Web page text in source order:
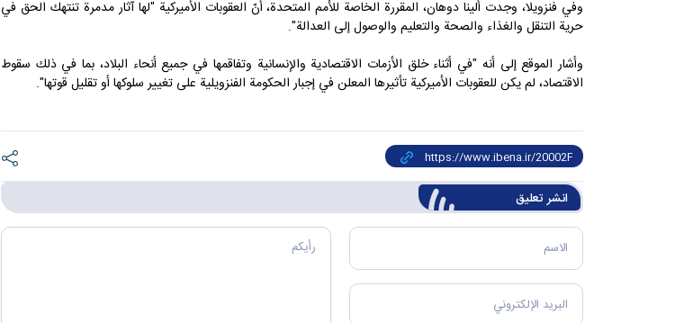
وفي فنزويلا، وجدت ألينا دوهان، المقررة الخاصة للأمم المتحدة، أنّ العقوبات الأميركية "لها آثار مدمرة تنتهك الحق في
حرية التنقل والغذاء والصحة والتعليم والوصول إلى العدالة".
وأشار الموقع إلى أنه "في أثناء خلق الأزمات الاقتصادية والإنسانية وتفاقمها في جميع أنحاء البلاد، بما في ذلك سقوط
الاقتصاد، لم يكن للعقوبات الأميركية تأثيرها المعلن في إجبار الحكومة الفنزويلية على تغيير سلوكها أو تقليل قوتها".
انشر تعليق